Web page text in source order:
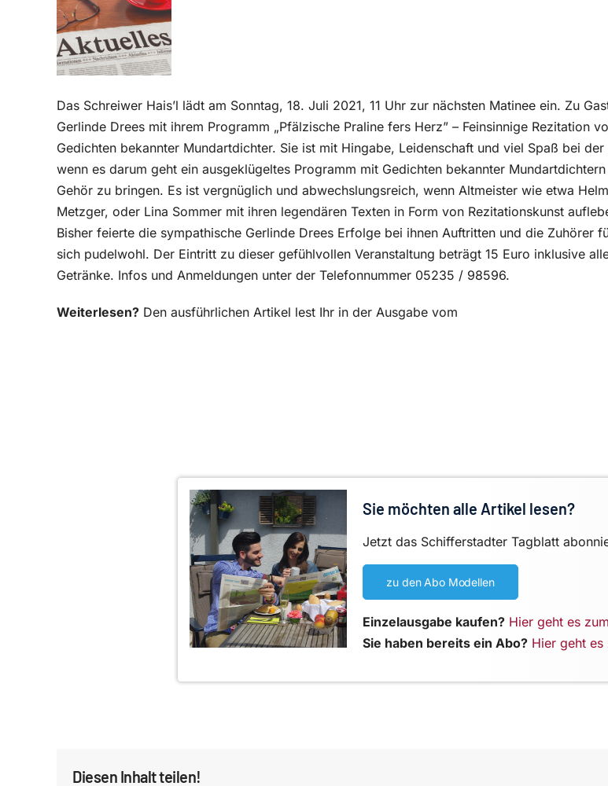
Das Schreiwer Hais’l lädt am Sonntag, 18. Juli 2021, 11 Uhr zur nächsten Matinee ein. Zu
Gerlinde Drees mit ihrem Programm „Pfälzische Praline fers Herz” – Feinsinnige Rezitation
Gedichten bekannter Mundartdichter. Sie ist mit Hingabe, Leidenschaft und viel Spaß bei der
wenn es darum geht ein ausgeklügeltes Programm mit Gedichten bekannter
Gehör zu bringen. Es ist vergnüglich und abwechslungsreich, wenn Altmeister wie etwa
Metzger, oder Lina Sommer mit ihren legendären Texten in Form von Rezitationskunst
Bisher feierte die sympathische Gerlinde Drees Erfolge bei ihnen Auftritten und die Zuhörer
sich pudelwohl. Der Eintritt zu dieser gefühlvollen Veranstaltung beträgt 15 Euro inklusive
Getränke. Infos und Anmeldungen unter der Telefonnummer 05235 / 98596.
Weiterlesen? Den ausführlichen Artikel lest Ihr in der Ausgabe vom
Sie möchten alle Artikel lesen?
Jetzt das Schifferstadter Tagblatt
zu den Abo Modellen
Einzelausgabe kaufen? Hier geht es
Sie haben bereits ein Abo? Hier geht
Diesen Inhalt teilen!